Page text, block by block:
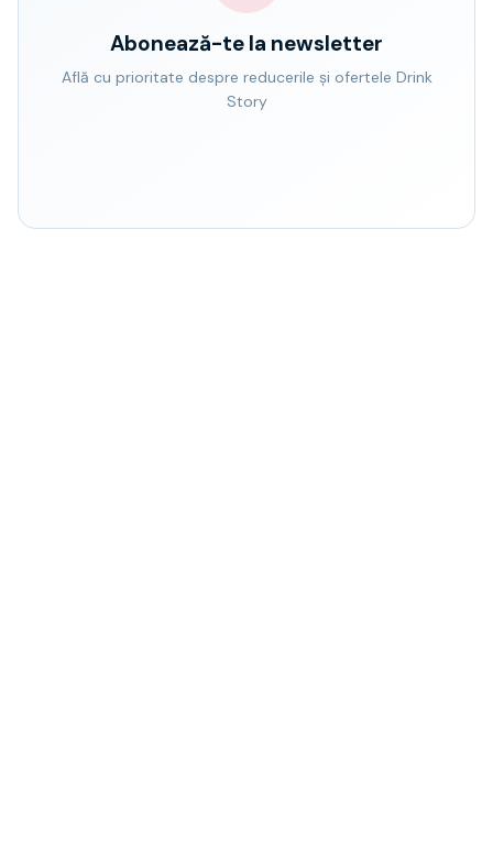
Abonează-te la newsletter
Află cu prioritate despre reducerile și ofertele Drink
Story